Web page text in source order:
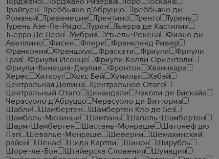
Торджано
Торджано Ризерва Торо
Тоскана
Трайгуен
Треббьяно д'Абруццо
Треббьяно ди
Романья
Тревенецие Трентино Тренто
Турень
Турень Азе-Ле-Ридо
Турин
Тьерра де Кастилия
Тьерра Де Леон
Умбрия Утьель-Рекена
Фиано ди
Авеллино
Фисен Флери
Франкленд Ривер
Франкония
Франшхук Фраскати Фриули
Фриули
Грав
Фриули Исонцо
Фриули Колли Ориентали
Фриули-Венеция-Джулия
Фронтон
Хванчкара
Херес
Хиткоут Хокс Бей Хумилья
Хэбэй
Центральная Долина
Центральное Отаго
Центральный Отаго
Цинандали
Чаколи де Бискайа
Черасуоло д'Абруццо
Черасуоло ди Витториа
Шабли
Шамбертен
Шамбертен Кло де Без
Шамболь-Мюзиньи
Шампань
Шапель-Шамбертен
Шарм-Шамбертен
Шассань-Монраше
Шатонеф дю
Пап
Шевалье-Монраше Шеверни
Шемахинский
район
Шенас Шида Картли Шинон
Ширубль
Шоре-ле-Бон
Штайерска Словения
Шумадия